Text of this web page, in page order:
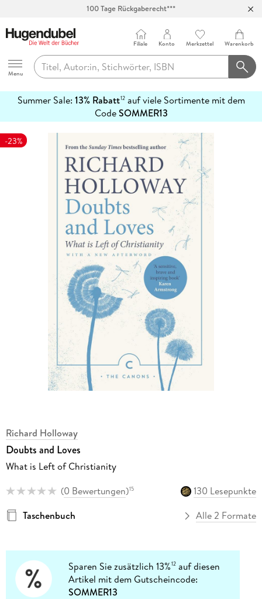
100 Tage Rückgaberecht***
Hugendubel
Menu
Filiale Konto Merkzettel Warenkorb
Summer Sale: 13% Rabatt12auf viele Sortimente mit dem
CodeSOMMER13
erfahren
-23%
Richard Holloway
Doubts and Loves
What is Left of Christianity
(0 Bewertungen)15
130 Lesepunkte
Taschenbuch
Alle 2 Formate
Sparen Sie zusätzlich 13%12 auf diesen
Artikel mit dem Gutscheincode:
SOMMER13